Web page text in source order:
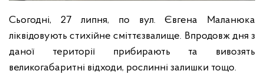
Сьогодні, 27 липня, по вул. Євгена Маланюка
ліквідовують стихійне сміттєзвалище. Впродовж дня з
даної території прибирають та вивозять
великогабаритні відходи, рослинні залишки тощо.